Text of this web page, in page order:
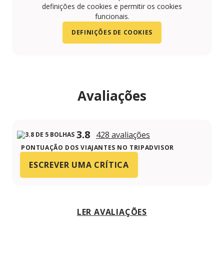
definições de cookies e permitir os cookies
funcionais.
DEFINIÇÕES DE COOKIES
Avaliações
3.8 428 avaliações
PONTUAÇÃO DOS VIAJANTES NO TRIPADVISOR
ESCREVER UMA CRÍTICA
LER AVALIAÇÕES